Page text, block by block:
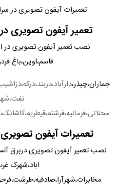
تعمیرات آیفون تصویری در
تعمیر آیفون تصویری در
نصب تعمیر آیفون تصویری در
قاسم،اوین،باغ
جماران،چیذر،
تعمیرات آیفون تصویری در
نصب تعمیر آیفون تصویری دربرق
اباد،شهرک